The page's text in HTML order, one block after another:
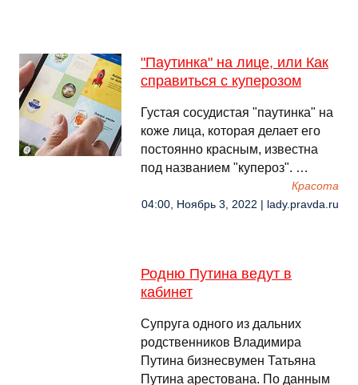
"Паутинка" на лице, или Как
справиться с куперозом
Густая сосудистая "паутинка" на
коже лица, которая делает его
постоянно красным, известна
под названием "купероз". …
Красота
04:00, Ноябрь 3, 2022 | lady.pravda.ru
Родню Путина ведут в
кабинет
Cупруга одного из дальних
родственников Владимира
Путина бизнесвумен Татьяна
Путина арестована. По данным